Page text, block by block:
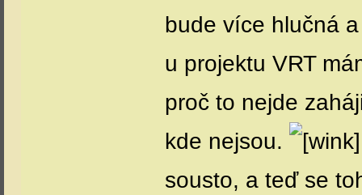
bude více hlučná
u projektu VRT
proč to nejde
kde nejsou.
sousto, a teď se